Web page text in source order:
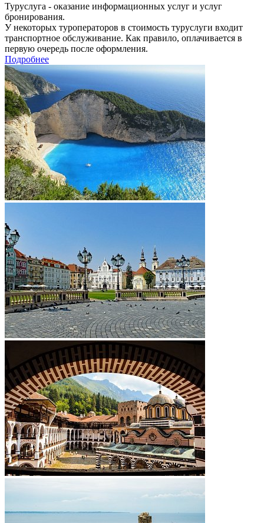
Туруслуга - оказание информационных услуг и услуг
бронирования.
У некоторых туроператоров в стоимость туруслуги входит
транспортное обслуживание. Как правило, оплачивается в
первую очередь после оформления.
Подробнее